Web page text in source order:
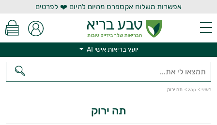
אפשרות משלוח אקספרס מהיום להיום ❤️ לפרטים
יועץ בריאות אישי AI
ראשי >
zap
> תה ירוק
תה ירוק
יועץ בריאות אישי AI